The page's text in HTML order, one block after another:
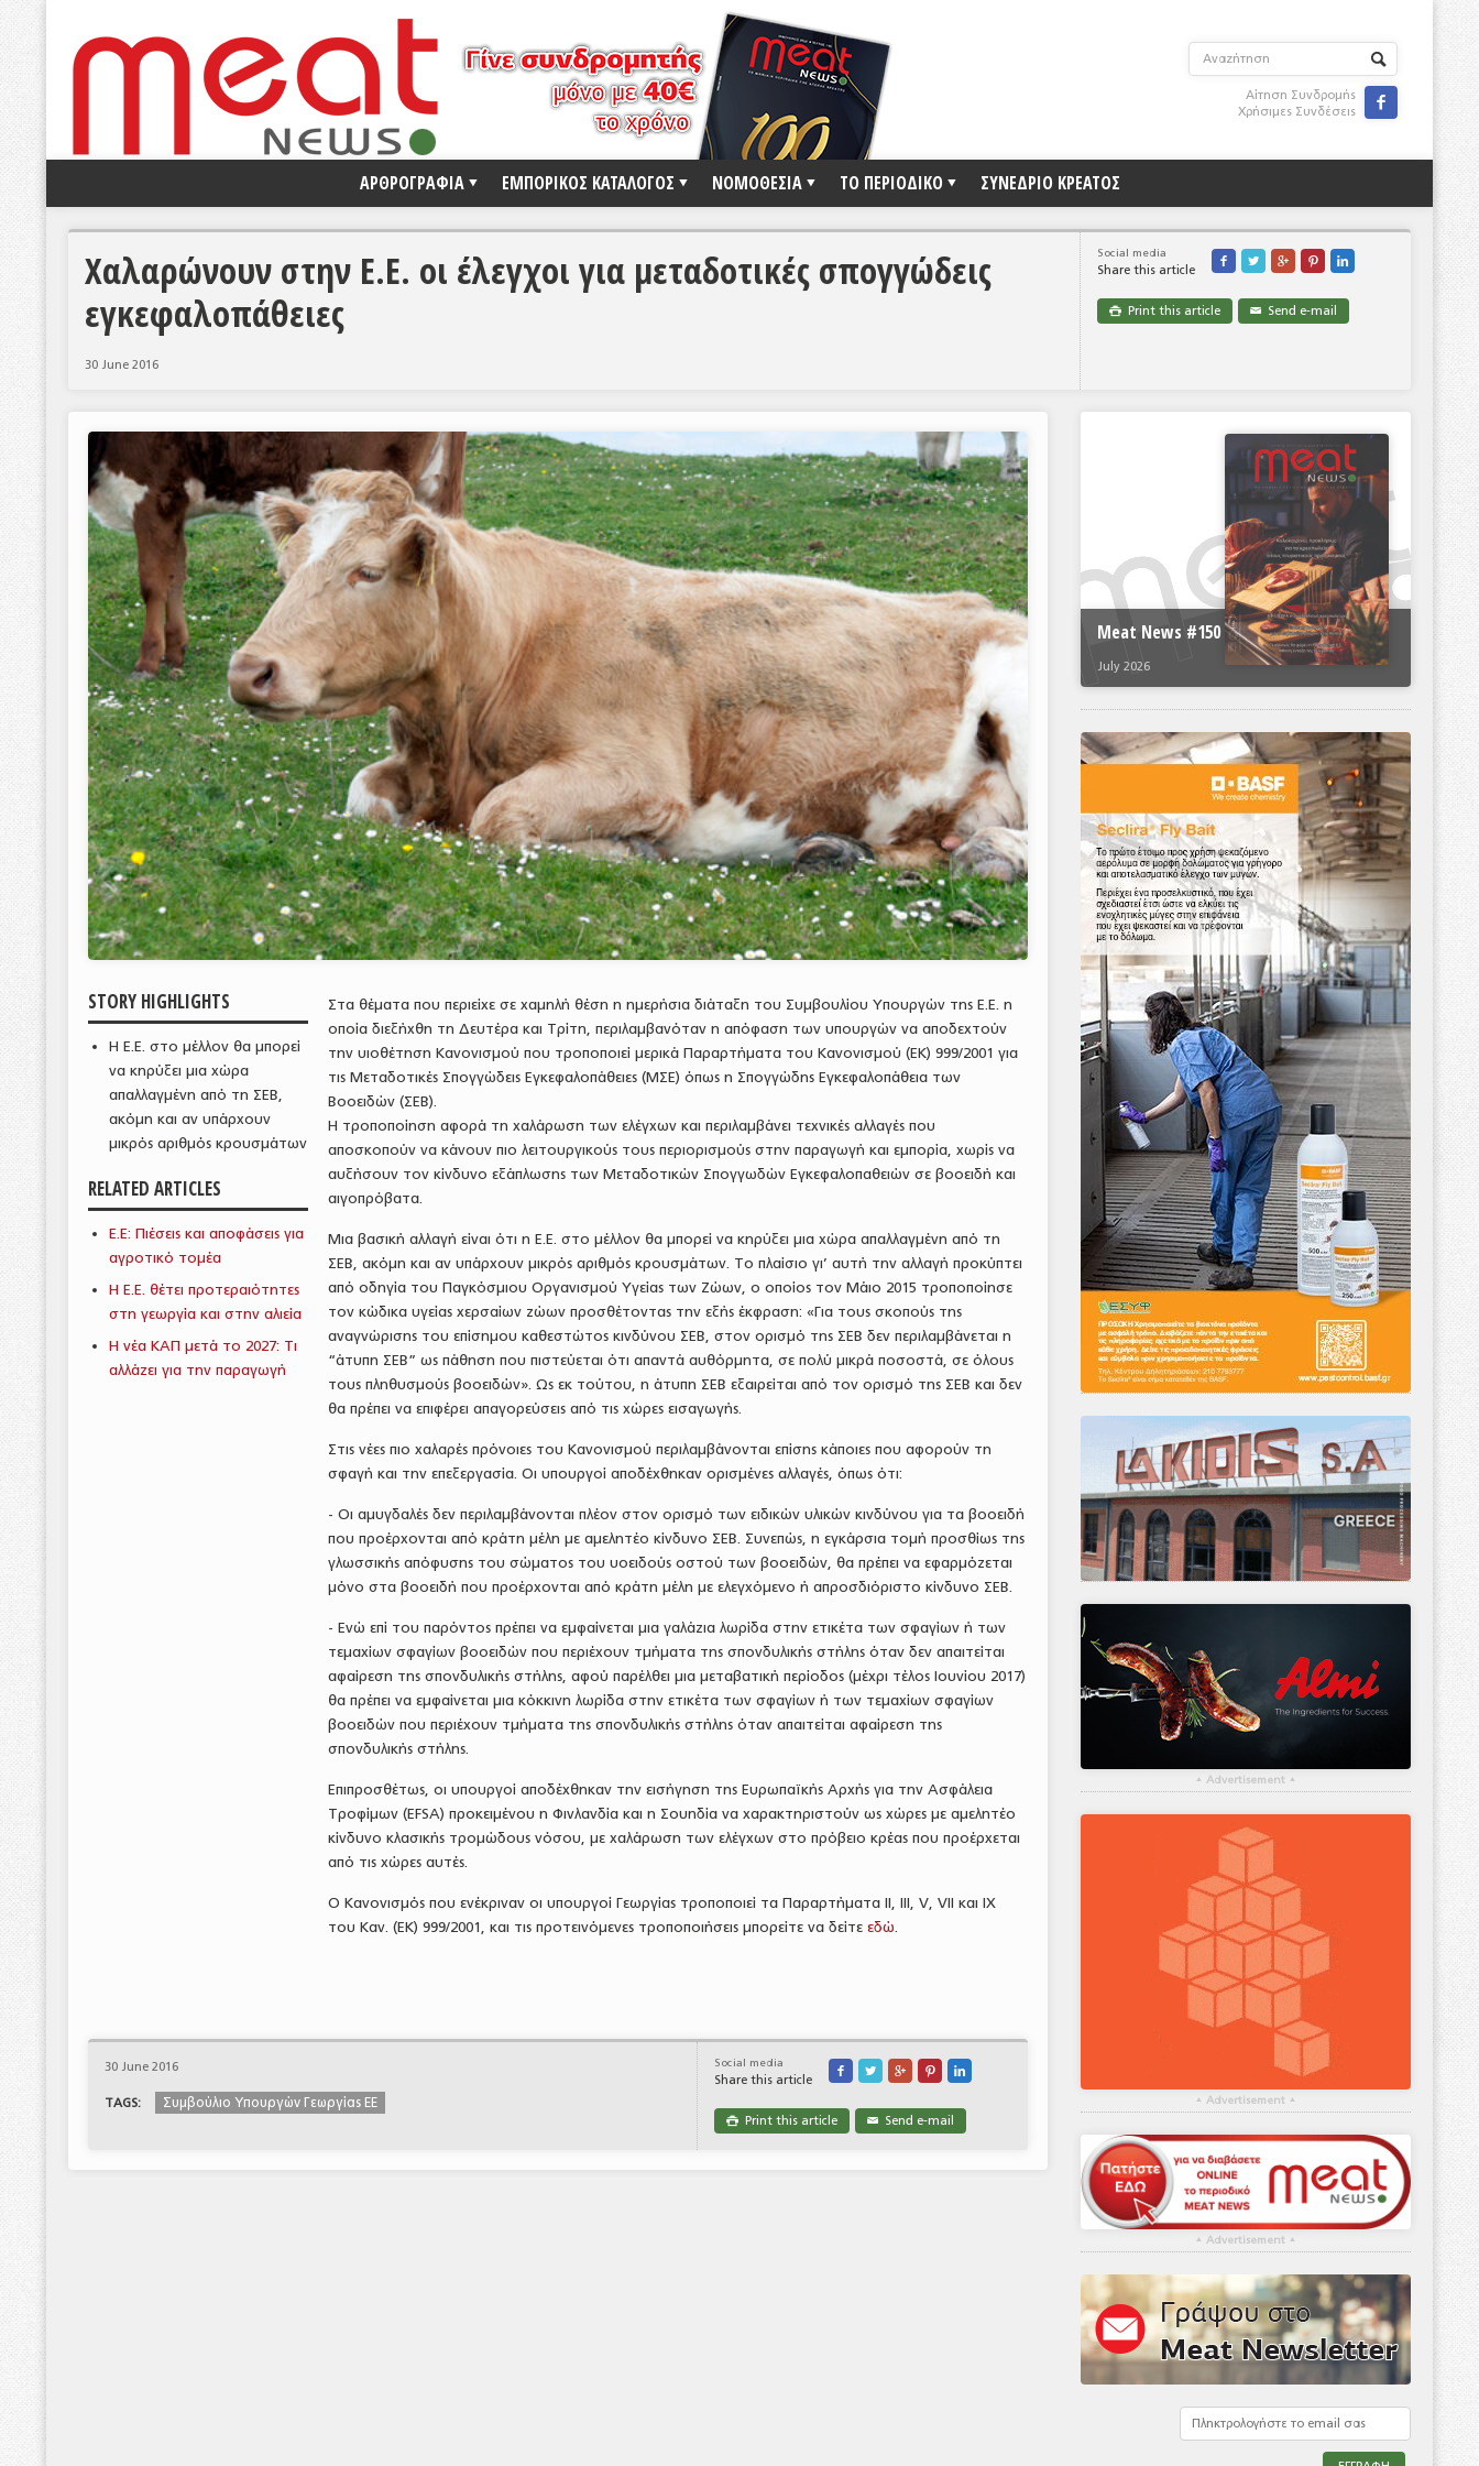
Αίτηση Συνδρομής
Χρήσιμες Συνδέσεις

ΑΡΘΡΟΓΡΑΦΙΑ ΕΜΠΟΡΙΚΟΣ ΚΑΤΑΛΟΓΟΣ ΝΟΜΟΘΕΣΙΑ ΤΟ ΠΕΡΙΟΔΙΚΟ ΣΥΝΕΔΡΙΟ ΚΡΕΑΤΟΣ
Social media
Share this article
    
 Print this article ✉ Send e-mail
Χαλαρώνουν στην Ε.Ε. οι έλεγχοι για μεταδοτικές σπογγώδεις
εγκεφαλοπάθειες
30 June 2016
STORY HIGHLIGHTS
Η Ε.Ε. στο μέλλον θα μπορεί
να κηρύξει μια χώρα
απαλλαγμένη από τη ΣΕΒ,
ακόμη και αν υπάρχουν
μικρός αριθμός κρουσμάτων
RELATED ARTICLES
Ε.Ε: Πιέσεις και αποφάσεις για
αγροτικό τομέα
Η Ε.Ε. θέτει προτεραιότητες
στη γεωργία και στην αλιεία
Η νέα ΚΑΠ μετά το 2027: Τι
αλλάζει για την παραγωγή
Στα θέματα που περιείχε σε χαμηλή θέση η ημερήσια διάταξη του Συμβουλίου Υπουργών της Ε.Ε. η
οποία διεξήχθη τη Δευτέρα και Τρίτη, περιλαμβανόταν η απόφαση των υπουργών να αποδεχτούν
την υιοθέτηση Κανονισμού που τροποποιεί μερικά Παραρτήματα του Κανονισμού (ΕΚ) 999/2001 για
τις Μεταδοτικές Σπογγώδεις Εγκεφαλοπάθειες (ΜΣΕ) όπως η Σπογγώδης Εγκεφαλοπάθεια των
Βοοειδών (ΣΕΒ).
Η τροποποίηση αφορά τη χαλάρωση των ελέγχων και περιλαμβάνει τεχνικές αλλαγές που
αποσκοπούν να κάνουν πιο λειτουργικούς τους περιορισμούς στην παραγωγή και εμπορία, χωρίς να
αυξήσουν τον κίνδυνο εξάπλωσης των Μεταδοτικών Σπογγωδών Εγκεφαλοπαθειών σε βοοειδή και
αιγοπρόβατα.
Μια βασική αλλαγή είναι ότι η Ε.Ε. στο μέλλον θα μπορεί να κηρύξει μια χώρα απαλλαγμένη από τη
ΣΕΒ, ακόμη και αν υπάρχουν μικρός αριθμός κρουσμάτων. Το πλαίσιο γι’ αυτή την αλλαγή προκύπτει
από οδηγία του Παγκόσμιου Οργανισμού Υγείας των Ζώων, ο οποίος τον Μάιο 2015 τροποποίησε
τον κώδικα υγείας χερσαίων ζώων προσθέτοντας την εξής έκφραση: «Για τους σκοπούς της
αναγνώρισης του επίσημου καθεστώτος κινδύνου ΣΕΒ, στον ορισμό της ΣΕΒ δεν περιλαμβάνεται η
“άτυπη ΣΕΒ” ως πάθηση που πιστεύεται ότι απαντά αυθόρμητα, σε πολύ μικρά ποσοστά, σε όλους
τους πληθυσμούς βοοειδών». Ως εκ τούτου, η άτυπη ΣΕΒ εξαιρείται από τον ορισμό της ΣΕΒ και δεν
θα πρέπει να επιφέρει απαγορεύσεις από τις χώρες εισαγωγής.
Στις νέες πιο χαλαρές πρόνοιες του Κανονισμού περιλαμβάνονται επίσης κάποιες που αφορούν τη
σφαγή και την επεξεργασία. Οι υπουργοί αποδέχθηκαν ορισμένες αλλαγές, όπως ότι:
- Οι αμυγδαλές δεν περιλαμβάνονται πλέον στον ορισμό των ειδικών υλικών κινδύνου για τα βοοειδή
που προέρχονται από κράτη μέλη με αμελητέο κίνδυνο ΣΕΒ. Συνεπώς, η εγκάρσια τομή προσθίως της
γλωσσικής απόφυσης του σώματος του υοειδούς οστού των βοοειδών, θα πρέπει να εφαρμόζεται
μόνο στα βοοειδή που προέρχονται από κράτη μέλη με ελεγχόμενο ή απροσδιόριστο κίνδυνο ΣΕΒ.
- Ενώ επί του παρόντος πρέπει να εμφαίνεται μια γαλάζια λωρίδα στην ετικέτα των σφαγίων ή των
τεμαχίων σφαγίων βοοειδών που περιέχουν τμήματα της σπονδυλικής στήλης όταν δεν απαιτείται
αφαίρεση της σπονδυλικής στήλης, αφού παρέλθει μια μεταβατική περίοδος (μέχρι τέλος Ιουνίου 2017)
θα πρέπει να εμφαίνεται μια κόκκινη λωρίδα στην ετικέτα των σφαγίων ή των τεμαχίων σφαγίων
βοοειδών που περιέχουν τμήματα της σπονδυλικής στήλης όταν απαιτείται αφαίρεση της
σπονδυλικής στήλης.
Επιπροσθέτως, οι υπουργοί αποδέχθηκαν την εισήγηση της Ευρωπαϊκής Αρχής για την Ασφάλεια
Τροφίμων (EFSA) προκειμένου η Φινλανδία και η Σουηδία να χαρακτηριστούν ως χώρες με αμελητέο
κίνδυνο κλασικής τρομώδους νόσου, με χαλάρωση των ελέγχων στο πρόβειο κρέας που προέρχεται
από τις χώρες αυτές.
Ο Κανονισμός που ενέκριναν οι υπουργοί Γεωργίας τροποποιεί τα Παραρτήματα ΙΙ, ΙΙΙ, V, VII και ΙΧ
του Καν. (ΕΚ) 999/2001, και τις προτεινόμενες τροποποιήσεις μπορείτε να δείτεεδώ.
Social media
Share this article
    
 Print this article ✉ Send e-mail
30 June 2016
TAGS: Συμβούλιο Υπουργών Γεωργίας ΕΕ
Meat News #150
July 2026
▴ Advertisement ▴
▴ Advertisement ▴
▴ Advertisement ▴